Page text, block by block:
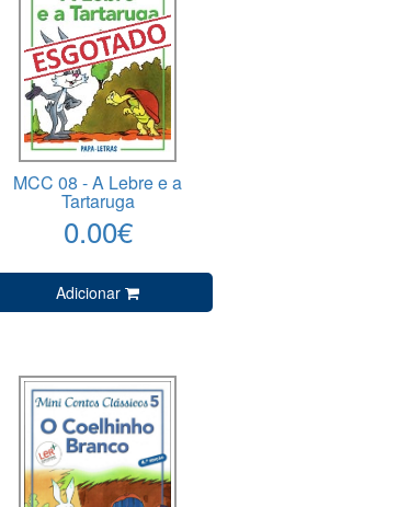
MCC 08 - A Lebre e a
Tartaruga
0.00€
Adicionar